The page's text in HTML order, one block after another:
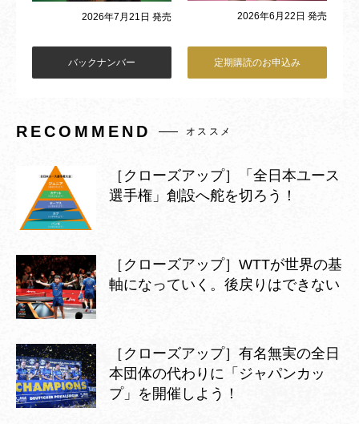
2026年7月21日 発売 2026年6月22日 発売
バックナンバー 定期購読のお申込み
RECOMMEND オススメ
［クローズアップ］「全日本ユース
選手権」創設へ舵を切ろう！
［クローズアップ］WTTが世界の基
軸になっていく。後戻りはできない
［クローズアップ］有名無実の全日
本団体の代わりに「ジャパンカッ
プ」を開催しよう！